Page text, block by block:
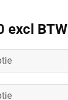
excl BTW